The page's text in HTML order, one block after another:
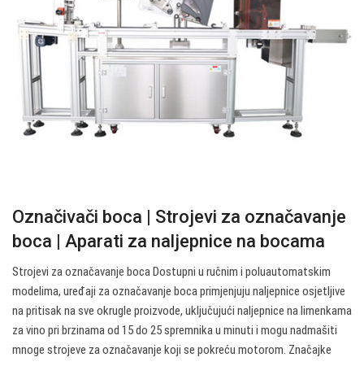
Označivači boca | Strojevi za označavanje
boca | Aparati za naljepnice na bocama
Strojevi za označavanje boca Dostupni u ručnim i poluautomatskim
modelima, uređaji za označavanje boca primjenjuju naljepnice osjetljive
na pritisak na sve okrugle proizvode, uključujući naljepnice na limenkama
za vino pri brzinama od 15 do 25 spremnika u minuti i mogu nadmašiti
mnoge strojeve za označavanje koji se pokreću motorom. Značajke